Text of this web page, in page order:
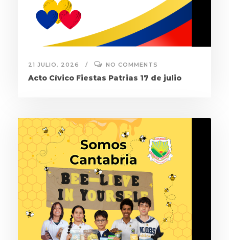
21 JULIO, 2026 NO COMMENTS
Acto Cívico Fiestas Patrias 17 de julio